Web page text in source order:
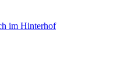
im Hinterhof